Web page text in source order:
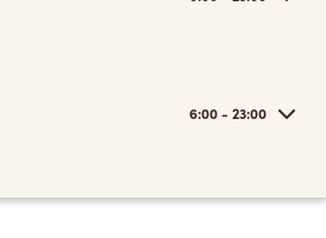
6:00 - 23:00